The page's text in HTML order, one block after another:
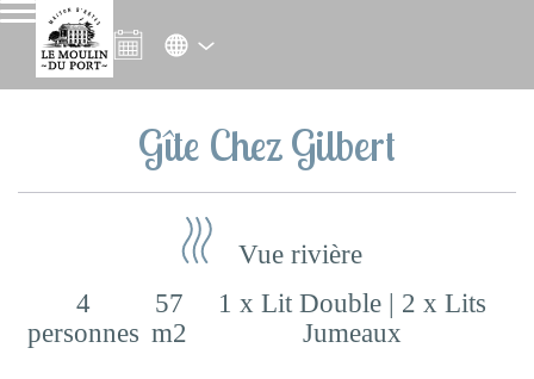
Gîte Chez Gilbert
Vue rivière
4
personnes
57
m2
1 x Lit Double | 2 x Lits
Jumeaux